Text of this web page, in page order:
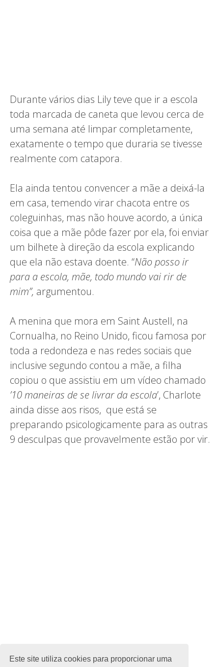
Este site utiliza cookies para proporcionar uma
Durante vários dias Lily teve que ir a escola
toda marcada de caneta que levou cerca de
uma semana até limpar completamente,
exatamente o tempo que duraria se tivesse
realmente com catapora.
Ela ainda tentou convencer a mãe a deixá-la
em casa, temendo virar chacota entre os
coleguinhas, mas não houve acordo, a única
coisa que a mãe pôde fazer por ela, foi enviar
um bilhete à direção da escola explicando
que ela não estava doente. “Não posso ir
para a escola, mãe, todo mundo vai rir de
mim”, argumentou.
A menina que mora em Saint Austell, na
Cornualha, no Reino Unido, ficou famosa por
toda a redondeza e nas redes sociais que
inclusive segundo contou a mãe, a filha
copiou o que assistiu em um vídeo chamado
’10 maneiras de se livrar da escola’, Charlote
ainda disse aos risos, que está se
preparando psicologicamente para as outras
9 desculpas que provavelmente estão por vir.